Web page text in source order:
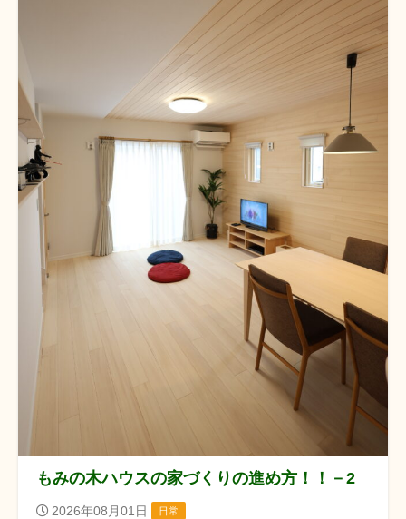
もみの木ハウスの家づくりの進め方！！－2
2026年08月01日 日常